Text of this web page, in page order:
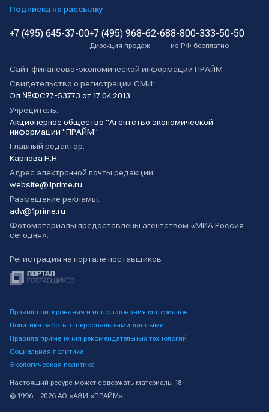
Подписка на рассылку
+7 (495) 645-37-00+7 (495) 968-62-68
Дирекция продаж
8-800-333-50-50
из РФ бесплатно
Сайт финансово-экономической информации ПРАЙМ
Свидетельство о регистрации СМИ:
Эл №ФС77-53773 от 17.04.2013
Учредитель:
Акционерное общество "Агентство экономической
информации "ПРАЙМ"
Главный редактор:
Карнова Н.Н.
Адрес электронной почты редакции:
website@1prime.ru
Размещение рекламы:
adv@1prime.ru
Фотоматериалы предоставлены агентством «МИА Россия
сегодня».
Регистрация на портале поставщиков
Правила цитирования и использования материалов
Политика работы с персональными данными
Правила применения рекомендательных технологий
Социальная политика
Экологическая политика
Настоящий ресурс может содержать материалы 18+
© 1996 – 2026 АО «АЭИ «ПРАЙМ»